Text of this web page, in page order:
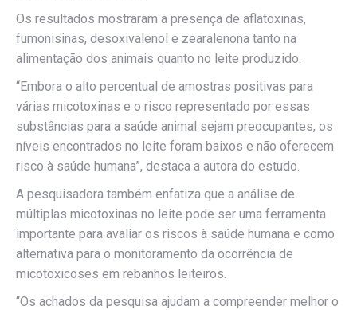
Os resultados mostraram a presença de aflatoxinas,
fumonisinas, desoxivalenol e zearalenona tanto na
alimentação dos animais quanto no leite produzido.
“Embora o alto percentual de amostras positivas para
várias micotoxinas e o risco representado por essas
substâncias para a saúde animal sejam preocupantes, os
níveis encontrados no leite foram baixos e não oferecem
risco à saúde humana”, destaca a autora do estudo.
A pesquisadora também enfatiza que a análise de
múltiplas micotoxinas no leite pode ser uma ferramenta
importante para avaliar os riscos à saúde humana e como
alternativa para o monitoramento da ocorrência de
micotoxicoses em rebanhos leiteiros.
“Os achados da pesquisa ajudam a compreender melhor o